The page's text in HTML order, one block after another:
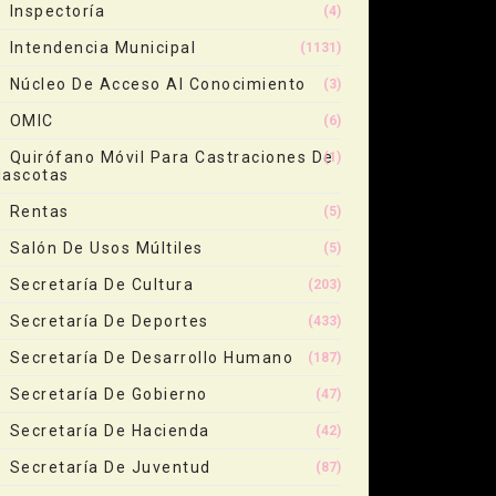
Inspectoría (4)
Intendencia Municipal (1131)
Núcleo De Acceso Al Conocimiento (3)
OMIC (6)
Quirófano Móvil Para Castraciones De(1)
Rentas (5)
Salón De Usos Múltiles (5)
Secretaría De Cultura (203)
Secretaría De Deportes (433)
Secretaría De Desarrollo Humano (187)
Secretaría De Gobierno (47)
Secretaría De Hacienda (42)
Secretaría De Juventud (87)